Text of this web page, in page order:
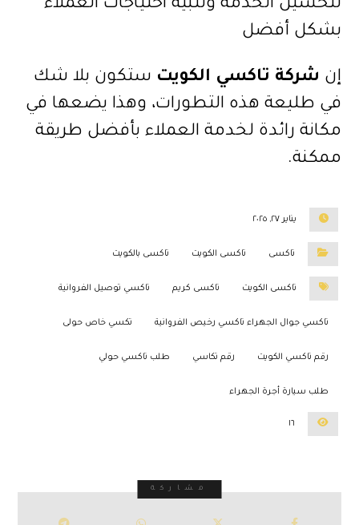
لتحسين الخدمة وتلبية احتياجات العملاء
بشكل أفضل
إن شركة تاكسي الكويت ستكون بلا شك
في طليعة هذه التطورات، وهذا يضعها في
مكانة رائدة لخدمة العملاء بأفضل طريقة
ممكنة.
يناير ٢٧, ٢٠٢٥
تاكسى تاكسى الكويت تاكسى بالكويت
تاكسى الكويت تاكسى كريم تاكسي توصيل الفروانية
تاكسي جوال الجهراء تاكسي رخيص الفروانية تكسي خاص حولى
رقم تاكسي الكويت رقم تكاسي طلب تاكسي حولي
طلب سيارة أجرة الجهراء
١٦